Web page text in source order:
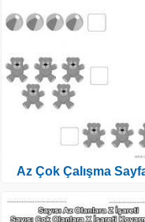
Az Çok Çalışma